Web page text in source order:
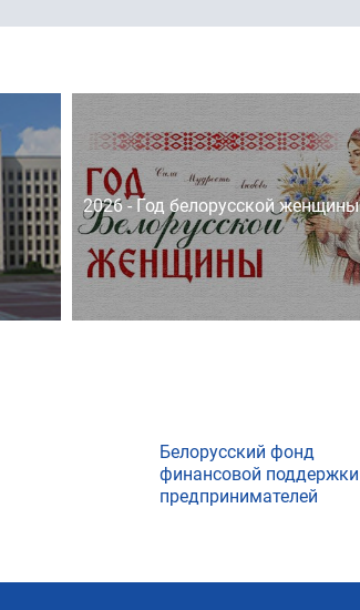
2026 - Год белорусской женщины
Белорусский фонд
финансовой поддержки
предпринимателей